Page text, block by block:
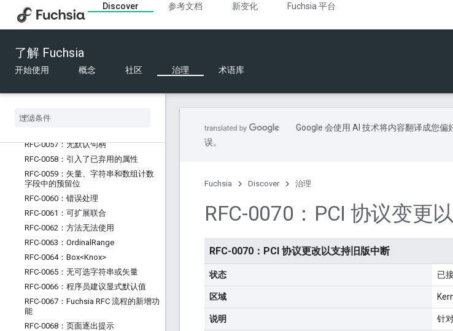
Discover 参考文档 新变化
Fuchsia 平台
了解 Fuchsia
开始使用 概念 社区 治理 术语库
RFC-0048：显式联合序数
RFC-0049：FIDL 微调过程的演变
RFC-0050：FIDL 语法修订
RFC-0051：适用于 C++ 的更安全的结
构体
RFC-0052：类型别名和新类型
RFC-0055：文档注释
RFC-0057：无默认句柄
RFC-0058：引入了已弃用的属性
RFC-0059：矢量、字符串和数组计数
字段中的预留位
RFC-0060：错误处理
RFC-0061：可扩展联合
RFC-0062：方法无法使用
RFC-0063：Ordinal Range
RFC-0064：Box<Knox>
RFC-0065：无可选字符串或矢量
RFC-0066：程序员建议显式默认值
RFC-0067：Fuchsia RFC 流程的新增功
能
RFC-0068：页面逐出提示
Google 会使用 AI 技术将内容翻译成您偏
误。
Fuchsia Discover 治理
RFC-0070：PCI 协议变更
RFC-0070：PCI 协议更改以支持旧版中断
状态 已
区域
说明 针